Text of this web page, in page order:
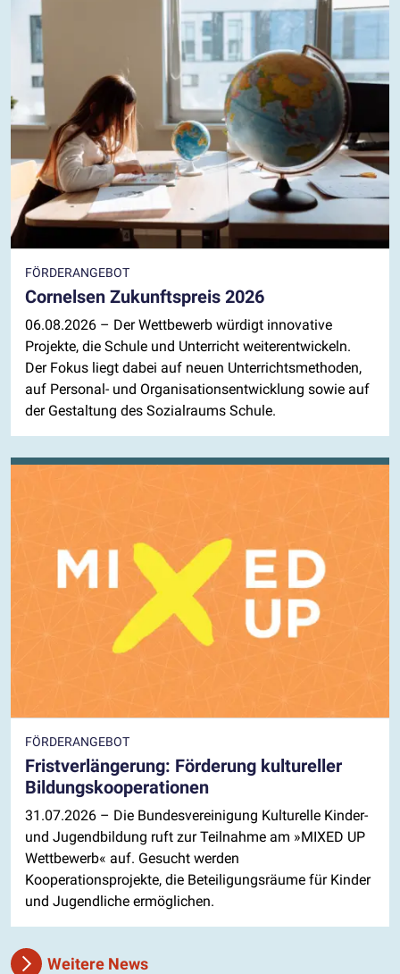
FÖRDERANGEBOT
Cornelsen Zukunftspreis 2026
06.08.2026 – Der Wettbewerb würdigt innovative
Projekte, die Schule und Unterricht weiterentwickeln.
Der Fokus liegt dabei auf neuen Unterrichtsmethoden,
auf Personal- und Organisationsentwicklung sowie auf
der Gestaltung des Sozialraums Schule.
FÖRDERANGEBOT
Fristverlängerung: Förderung kultureller
Bildungskooperationen
31.07.2026 – Die Bundesvereinigung Kulturelle Kinder-
und Jugendbildung ruft zur Teilnahme am »MIXED UP
Wettbewerb« auf. Gesucht werden
Kooperationsprojekte, die Beteiligungsräume für Kinder
und Jugendliche ermöglichen.
Weitere News